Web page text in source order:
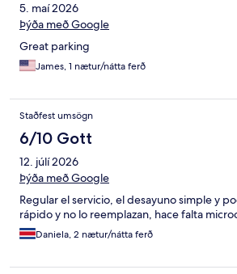
5. maí 2026
Þýða með Google
Great parking
James, 1 nætur/nátta ferð
Staðfest umsögn
6/10 Gott
12. júlí 2026
Þýða með Google
Regular el servicio, el desayuno simple y
rápido y no lo reemplazan, hace falta
Daniela, 2 nætur/nátta ferð